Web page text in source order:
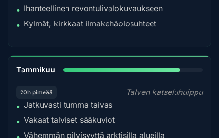
• Ihanteellinen revontulivalokuvaukseen
• Kylmät, kirkkaat ilmakehäolosuhteet
Tammikuu
20h pimeää
Talven katseluhuippu
• Jatkuvasti tumma taivas
• Vakaat talviset sääkuviot
Vähemmän pilvisyyttä arktisilla alueilla